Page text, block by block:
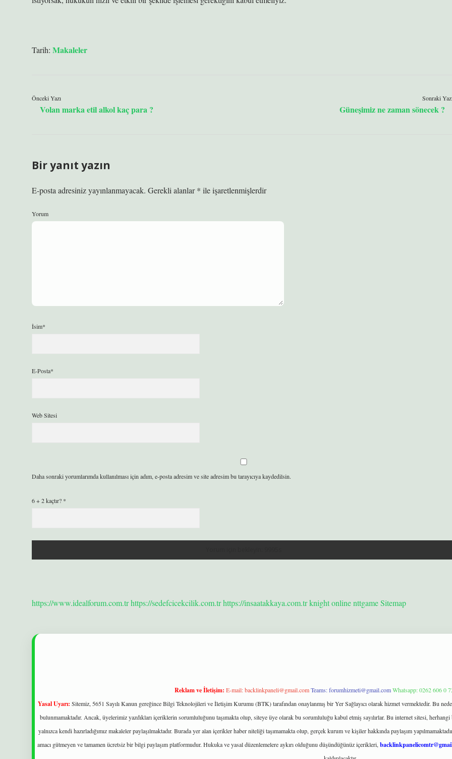
Tarih: Makaleler
Önceki Yazı
Volan marka etil alkol kaç para ?
Sonraki
Güneşimiz ne zaman sönecek ?
Bir yanıt yazın
E-posta adresiniz yayınlanmayacak. Gerekli alanlar* ile işaretlenmişlerdir
Yorum
İsim*
E-Posta*
Web Sitesi
Daha sonraki yorumlarımda kullanılması için adım, e-posta adresim ve site adresim bu tarayıcıya kaydedilsin.
6 + 2 kaçtır? *
https://www.idealforum.com.trhttps://sedefcicekcilik.com.trhttps://insaatakkaya.com.trknight onlinenttgameSitemap
Reklam ve İletişim: E-mail:backlinkpaneli@gmail.comTeams:forumhizmeti@gmail.comWhatsapp: 0262 606 0
Yasal Uyarı: Sitemiz, 5651 Sayılı Kanun gereğince Bilgi Teknolojileri ve İletişim Kurumu (BTK) tarafından onaylanmış bir Yer Sağlayıcı olarak hizmet vermektedir. Bu
bulunmamaktadır. Ancak, üyelerimiz yazdıkları içeriklerin sorumluluğunu taşımakta olup, siteye üye olarak bu sorumluluğu kabul etmiş sayılırlar. Bu internet sitesi,
yalnızca kendi hazırladığımız makaleler paylaşılmaktadır. Burada yer alan içerikler haber niteliği taşımamakta olup, gerçek kurum ve kişiler hakkında paylaşım
amacı gütmeyen ve tamamen ücretsiz bir bilgi paylaşım platformudur. Hukuka ve yasal düzenlemelere aykırı olduğunu düşündüğünüz içerikleri,